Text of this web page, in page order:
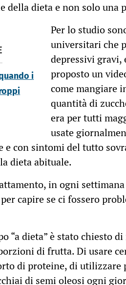
della dieta e non solo una
i
Per lo studio
universitari che
depressivi gravi,
proposto un
come mangiare
quantità di
era per tutti
usate
e con sintomi del tutto
dieta abituale.
in ogni
capire se ci fossero
“a dieta” è stato chiesto
di frutta. Di usare
di proteine, di
di semi oleosi ogni